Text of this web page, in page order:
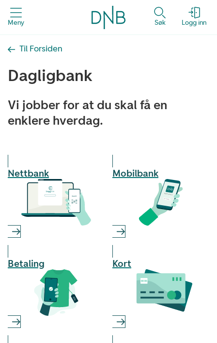
Meny Søk Logg inn
Til Forsiden
Dagligbank
Vi jobber for at du skal få en
enklere hverdag.
Nettbank Mobilbank
D M ob lba
ow oa
Betaling Kort